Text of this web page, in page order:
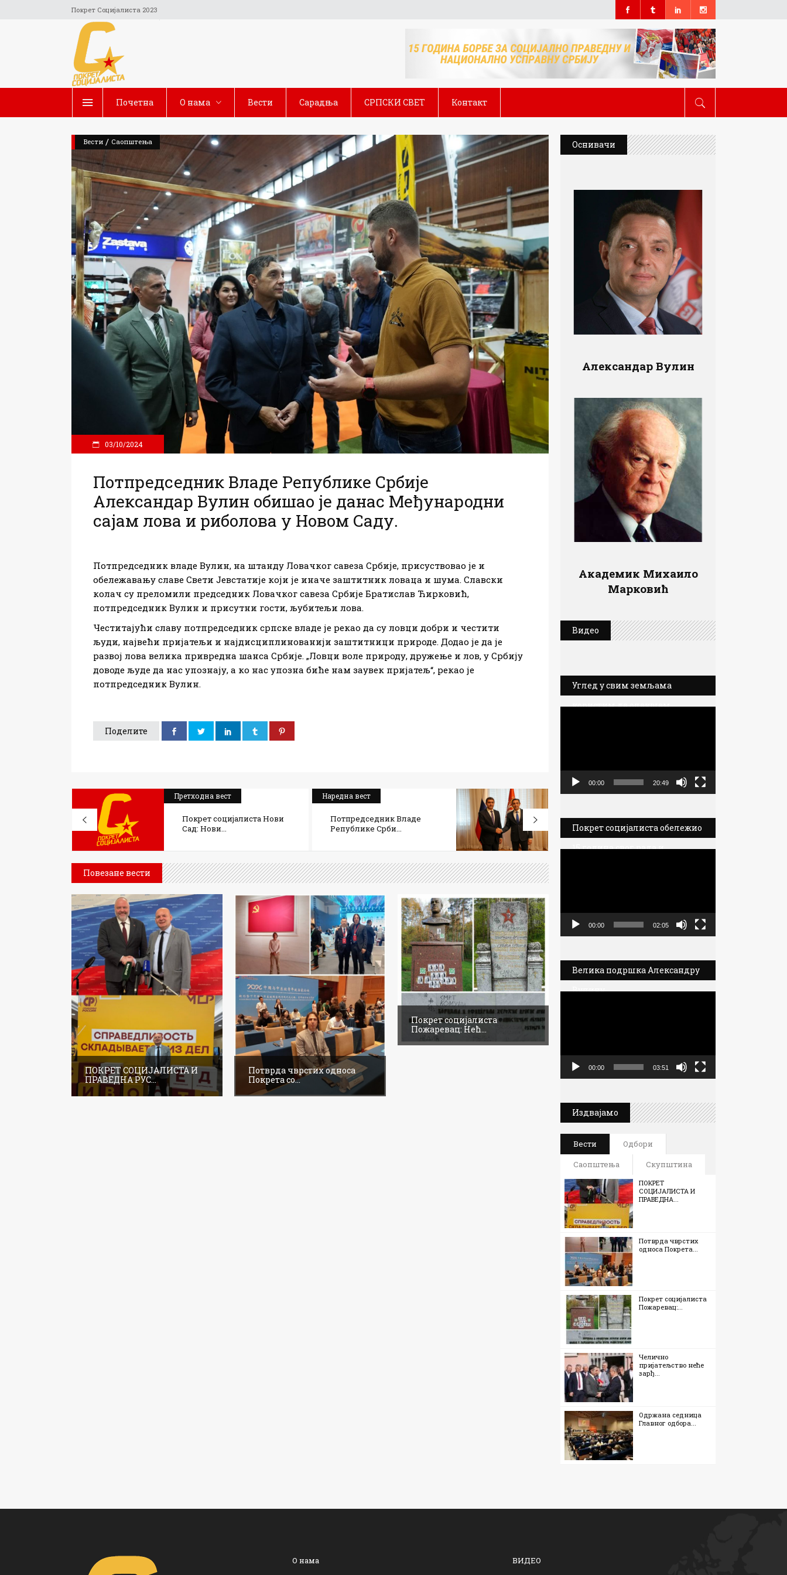
Покрет Социјалиста 2023
Почетна O нама Вести Сарадња СРПСКИ СВЕТ Контакт
Вести / Саопштења
03/10/2024
Потпредседник Владе Републике Србије
Александар Вулин обишао је данас Међународни
сајам лова и риболова у Новом Саду.
Потпредседник владе Вулин, на штанду Ловачког савеза Србије, присуствовао је и
обележавању славе Свети Јевстатије који је иначе заштитник ловаца и шума. Славски
колач су преломили председник Ловачког савеза Србије Братислав Ћирковић,
потпредседник Вулин и присутни гости, љубитељи лова.
Честитајући славу потпредседник српске владе је рекао да су ловци добри и честити
људи, највећи пријатељи и најдисциплинованији заштитници природе. Додао је да је
развој лова велика привредна шанса Србије. „Ловци воле природу, дружење и лов, у Србију
доводе људе да нас упознају, а ко нас упозна биће нам заувек пријатељ“, рекао је
потпредседник Вулин.
Поделите
Претходна вест
Покрет социјалиста Нови
Сад: Нови...
Наредна вест
Потпредседник Владе
Републике Срби...
Повезане вести
ПОКРЕТ СОЦИЈАЛИСТА И
ПРАВЕДНА РУС...
Потврда чврстих односа
Покрета со...
Покрет социјалиста
Пожаревац: Нећ...
Оснивачи
Александар Вулин
Академик Михаило
Марковић
Видео
Углед у свим земљама
користим да олакшам
00:00 20:49
Покрет социјалиста обележио
15 година свог рада и
00:00 02:05
Велика подршка Александру
Вулину
00:00 03:51
Издвајамо
Вести
Одбори
Саопштења
Скупштина
ПОКРЕТ
СОЦИЈАЛИСТА И
ПРАВЕДНА...
Потврда чврстих
односа Покрета...
Покрет социјалиста
Пожаревац:...
Челично
пријатељство неће
зарђ...
Одржана седница
Главног одбора...
О нама ВИДЕО